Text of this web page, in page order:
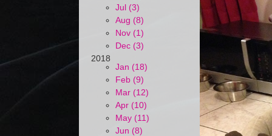
Jul (3)
Aug (8)
Nov (1)
Dec (3)
2018
Jan (18)
Feb (9)
Mar (12)
Apr (10)
May (11)
Jun (8)